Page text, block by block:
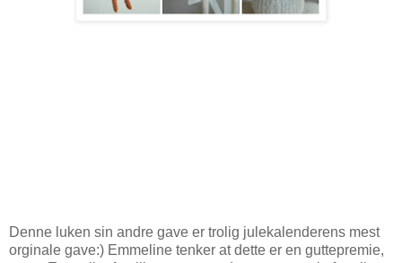
Denne luken sin andre gave er trolig julekalenderens mest
orginale gave:) Emmeline tenker at dette er en guttepremie,